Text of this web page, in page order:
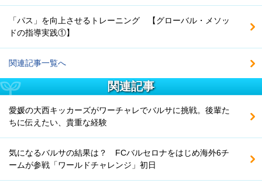
「パス」を向上させるトレーニング 【グローバル・メソッ
ドの指導実践①】
関連記事一覧へ
関連記事
愛媛の大西キッカーズがワーチャレでバルサに挑戦。後輩た
ちに伝えたい、貴重な経験
気になるバルサの結果は？ FCバルセロナをはじめ海外6チ
ームが参戦「ワールドチャレンジ」初日